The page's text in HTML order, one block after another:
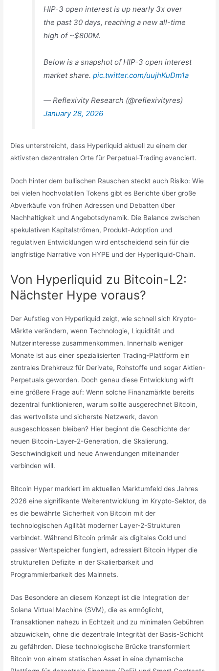
HIP-3 open interest is up nearly 3x over
the past 30 days, reaching a new all-time
high of ~$800M.
Below is a snapshot of HIP-3 open interest
market share.pic.twitter.com/uujhKuDm1a
— Reflexivity Research (@reflexivityres)
January 28, 2026
Dies unterstreicht, dass Hyperliquid aktuell zu einem der
aktivsten dezentralen Orte für Perpetual-Trading avanciert.
Doch hinter dem bullischen Rauschen steckt auch Risiko: Wie
bei vielen hochvolatilen Tokens gibt es Berichte über große
Abverkäufe von frühen Adressen und Debatten über
Nachhaltigkeit und Angebotsdynamik. Die Balance zwischen
spekulativen Kapitalströmen, Produkt-Adoption und
regulativen Entwicklungen wird entscheidend sein für die
langfristige Narrative von HYPE und der Hyperliquid-Chain.
Von Hyperliquid zu Bitcoin-L2:
Nächster Hype voraus?
Der Aufstieg von Hyperliquid zeigt, wie schnell sich Krypto-
Märkte verändern, wenn Technologie, Liquidität und
Nutzerinteresse zusammenkommen. Innerhalb weniger
Monate ist aus einer spezialisierten Trading-Plattform ein
zentrales Drehkreuz für Derivate, Rohstoffe und sogar Aktien-
Perpetuals geworden. Doch genau diese Entwicklung wirft
eine größere Frage auf: Wenn solche Finanzmärkte bereits
dezentral funktionieren, warum sollte ausgerechnet Bitcoin,
das wertvollste und sicherste Netzwerk, davon
ausgeschlossen bleiben? Hier beginnt die Geschichte der
neuen Bitcoin-Layer-2-Generation, die Skalierung,
Geschwindigkeit und neue Anwendungen miteinander
verbinden will.
Bitcoin Hyper markiert im aktuellen Marktumfeld des Jahres
2026 eine signifikante Weiterentwicklung im Krypto-Sektor, da
es die bewährte Sicherheit von Bitcoin mit der
technologischen Agilität moderner Layer-2-Strukturen
verbindet. Während Bitcoin primär als digitales Gold und
passiver Wertspeicher fungiert, adressiert Bitcoin Hyper die
strukturellen Defizite in der Skalierbarkeit und
Programmierbarkeit des Mainnets.
Das Besondere an diesem Konzept ist die Integration der
Solana Virtual Machine (SVM), die es ermöglicht,
Transaktionen nahezu in Echtzeit und zu minimalen Gebühren
abzuwickeln, ohne die dezentrale Integrität der Basis-Schicht
zu gefährden. Diese technologische Brücke transformiert
Bitcoin von einem statischen Asset in eine dynamische